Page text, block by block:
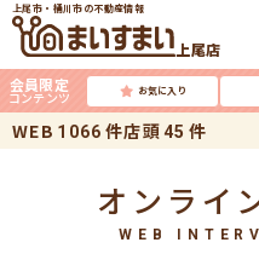
上尾市・桶川市の不動産情報
上尾店
会員限定
コンテンツ お気に入り
WEB 1066 件店頭45 件
オンライ
WEB